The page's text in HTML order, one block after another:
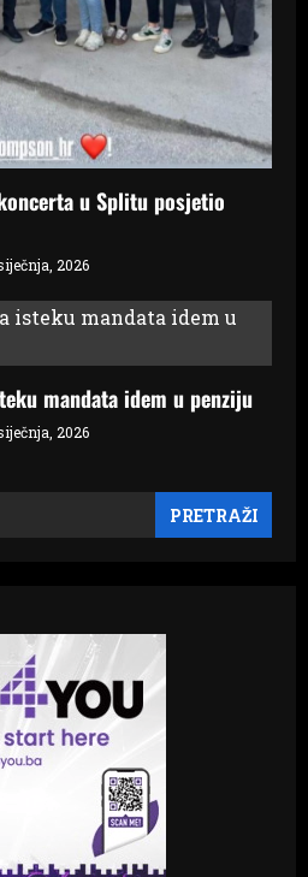
u Splitu posjetio
2026
mandata idem u penziju
2026